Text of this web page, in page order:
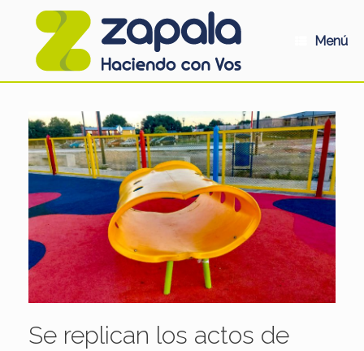
Menú
Se replican los actos de